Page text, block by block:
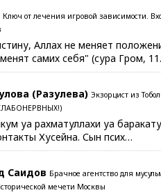
Ключ от лечения игровой зависимости.
Аллах не меняет
самих себя" (сура Гром,
(Разулева) Экзорцист из
уа рахматуллахи уа
Хусейна. Сын псих…
Саидов Брачное агентство для
мечети Москвы